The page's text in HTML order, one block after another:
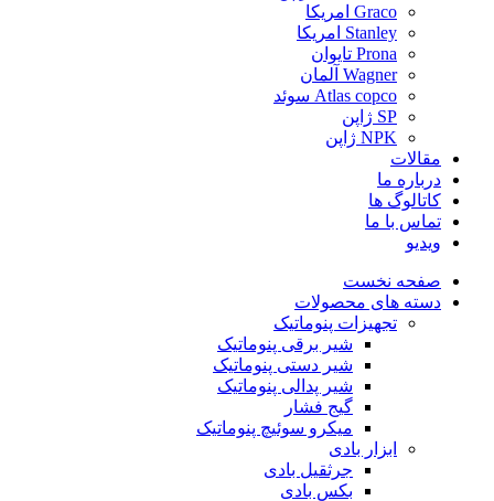
Graco امریکا
Stanley امریکا
Prona تایوان
Wagner آلمان
Atlas copco سوئد
SP ژاپن
NPK ژاپن
مقالات
درباره ما
کاتالوگ ها
تماس با ما
ویدیو
صفحه نخست
دسته های محصولات
تجهیزات پنوماتیک
شیر برقی پنوماتیک
شیر دستی پنوماتیک
شیر پدالی پنوماتیک
گیج فشار
میکرو سوئیچ پنوماتیک
ابزار بادی
جرثقیل بادی
بکس بادی